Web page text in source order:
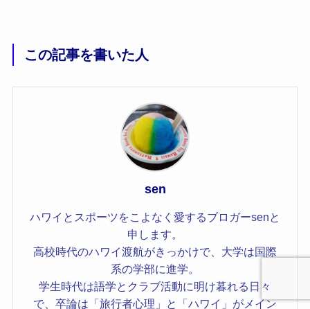
この記事を書いた人
sen
ハワイとスポーツをこよなく愛するブロガーsenと
申します。
高校時代のハワイ渡航がきっかけで、大学は国際
系の学部に進学。
学生時代は語学とクラブ活動に明け暮れる日々
で、卒論は「旅行者心理」と「ハワイ」がメイン